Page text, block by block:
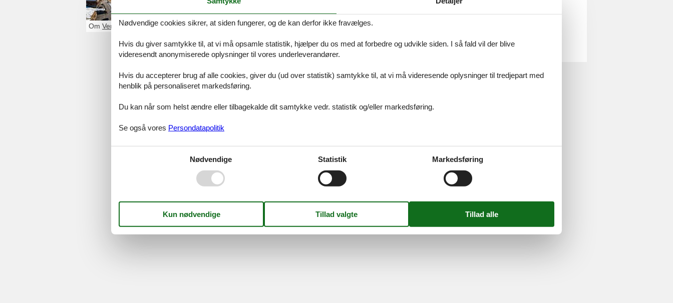
Om Verbier
Valais
Tilbudsmail
Cookies
Om os
©Feline Holidays-Feline Holidays A/S-Nygade 8B, 2.th -DK-7400 Herning-Danmark -Tlf: (+45) 8724 2251-Email:info@feline.dk
Momsnr.: DK26347688
Følg os
Nødvendige cookies sikrer, at siden fungerer, og de kan derfor ikke fravælges.
Hvis du giver samtykke til, at vi må opsamle statistik, hjælper du os med at forbedre og udvikle siden. I så fald vil der blive
videresendt anonymiserede oplysninger til vores underleverandører.
Hvis du accepterer brug af alle cookies, giver du (ud over statistik) samtykke til, at vi må videresende oplysninger til tredjepart med
henblik på personaliseret markedsføring.
Du kan når som helst ændre eller tilbagekalde dit samtykke vedr. statistik og/eller markedsføring.
Se også vores Persondatapolitik
Nødvendige Statistik Markedsføring